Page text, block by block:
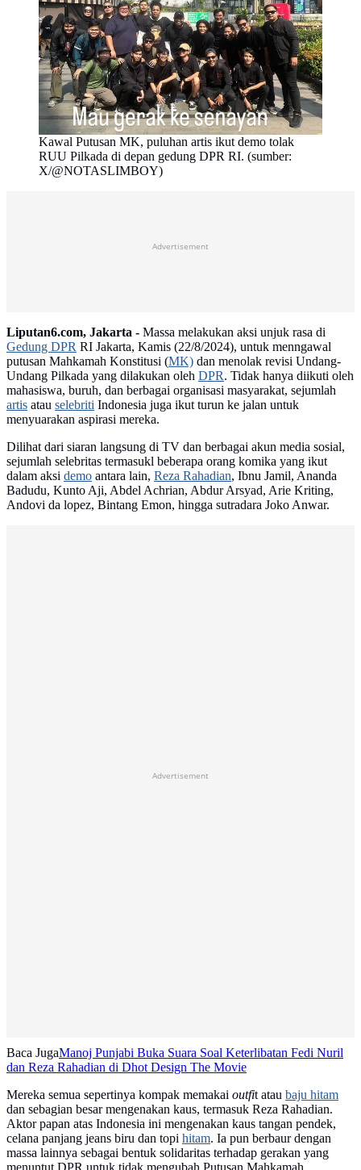
Kawal Putusan MK, puluhan artis ikut demo tolak
RUU Pilkada di depan gedung DPR RI. (sumber:
X/@NOTASLIMBOY)
Advertisement
Liputan6.com, Jakarta - Massa melakukan aksi unjuk rasa di
Gedung DPR RI Jakarta, Kamis (22/8/2024), untuk menngawal
putusan Mahkamah Konstitusi (MK) dan menolak revisi Undang-
Undang Pilkada yang dilakukan oleh DPR. Tidak hanya diikuti oleh
mahasiswa, buruh, dan berbagai organisasi masyarakat, sejumlah
artis atau selebriti Indonesia juga ikut turun ke jalan untuk
menyuarakan aspirasi mereka.
Dilihat dari siaran langsung di TV dan berbagai akun media sosial,
sejumlah selebritas termasukl beberapa orang komika yang ikut
dalam aksi demo antara lain, Reza Rahadian, Ibnu Jamil, Ananda
Badudu, Kunto Aji, Abdel Achrian, Abdur Arsyad, Arie Kriting,
Andovi da lopez, Bintang Emon, hingga sutradara Joko Anwar.
Advertisement
Baca JugaManoj Punjabi Buka Suara Soal Keterlibatan Fedi Nuril
dan Reza Rahadian di Dhot Design The Movie
Mereka semua sepertinya kompak memakai outfit atau baju hitam
dan sebagian besar mengenakan kaus, termasuk Reza Rahadian.
Aktor papan atas Indonesia ini mengenakan kaus tangan pendek,
celana panjang jeans biru dan topi hitam. Ia pun berbaur dengan
massa lainnya sebagai bentuk solidaritas terhadap gerakan yang